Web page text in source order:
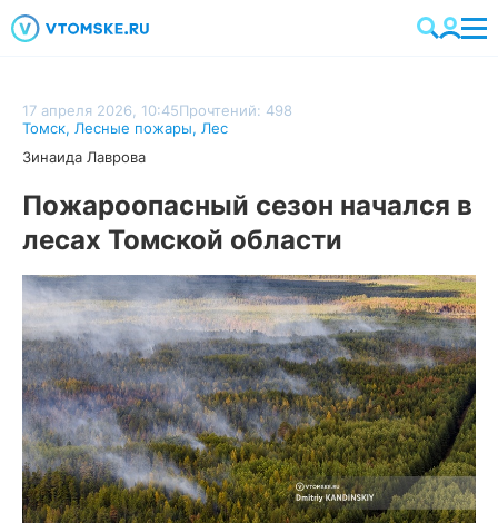
17 апреля 2026, 10:45Прочтений: 498
Томск, Лесные пожары, Лес
Зинаида Лаврова
Пожароопасный сезон начался в
лесах Томской области